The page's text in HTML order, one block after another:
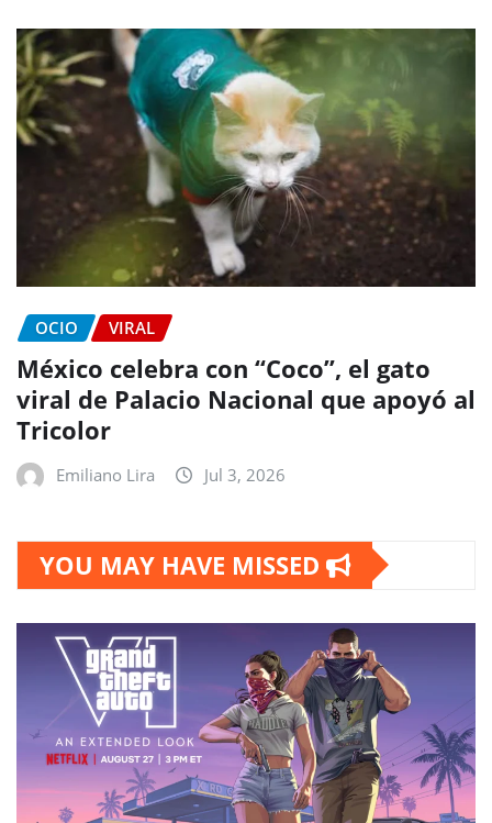
OCIO VIRAL
México celebra con “Coco”, el gato
viral de Palacio Nacional que apoyó al
Tricolor
Emiliano Lira Jul 3, 2026
YOU MAY HAVE MISSED